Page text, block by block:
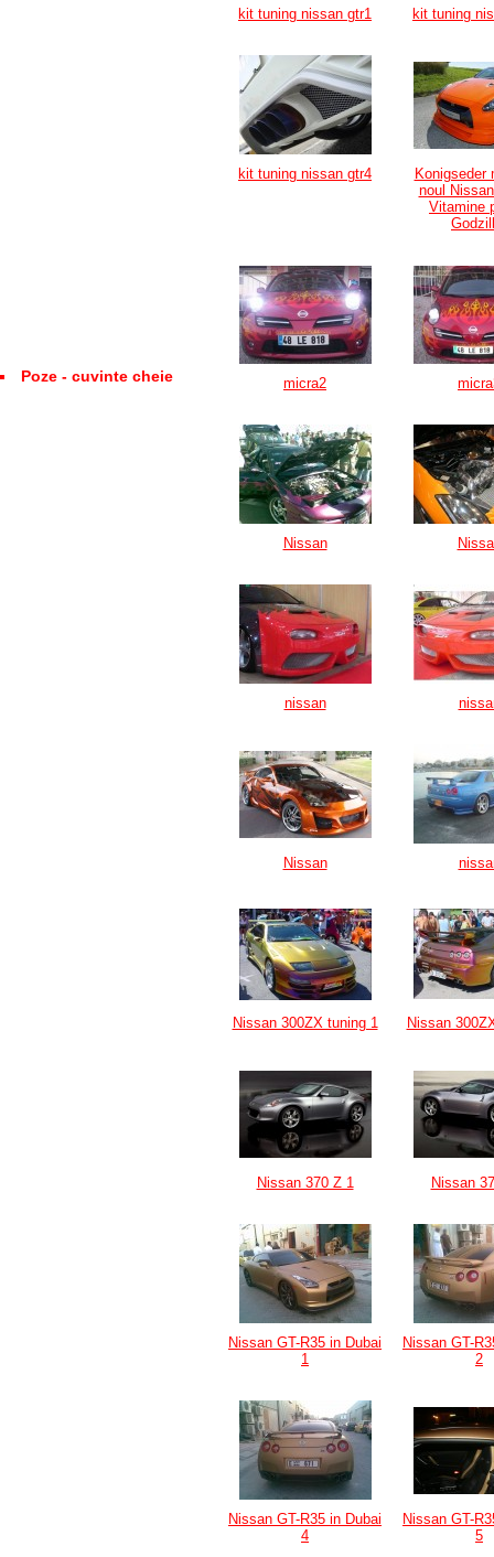
Poze - cuvinte cheie
kit tuning nissan gtr1 kit tuning
kit tuning nissan gtr4
Konigseder
noul
Vitamine
micra2
Nissan
nissan
Nissan
Nissan 300ZX tuning 1 Nissan
Nissan 370 Z 1 Nissan
Nissan GT-R35 in Dubai
1
Nissan GT-
2
Nissan GT-R35 in Dubai
4
Nissan GT-
5